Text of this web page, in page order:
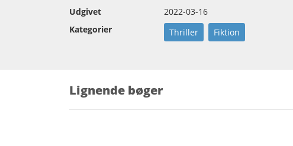
Udgivet
2022-03-16
Kategorier
Thriller Fiktion
Lignende bøger